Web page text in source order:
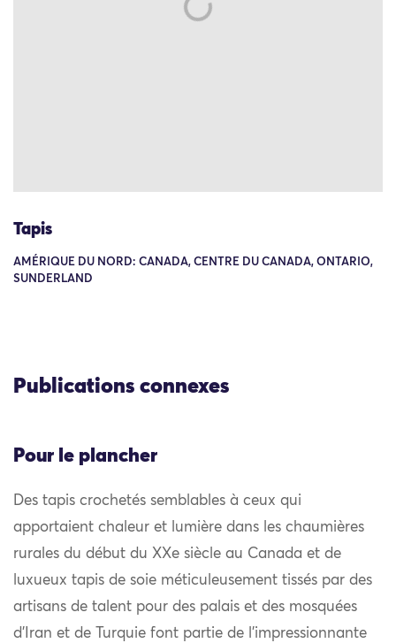
Tapis
AMÉRIQUE DU NORD: CANADA, CENTRE DU CANADA, ONTARIO,
SUNDERLAND
Publications connexes
Pour le plancher
Des tapis crochetés semblables à ceux qui
apportaient chaleur et lumière dans les chaumières
rurales du début du XXe siècle au Canada et de
luxueux tapis de soie méticuleusement tissés par des
artisans de talent pour des palais et des mosquées
d’Iran et de Turquie font partie de l’impressionnante